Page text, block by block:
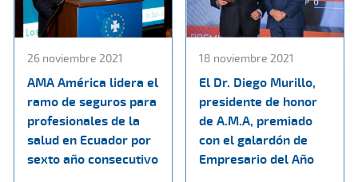
26 noviembre 2021
AMA América lidera el
ramo de seguros para
profesionales de la
salud en Ecuador por
sexto año consecutivo
18 noviembre 2021
El Dr. Diego Murillo,
presidente de honor
de A.M.A, premiado
con el galardón de
Empresario del Año